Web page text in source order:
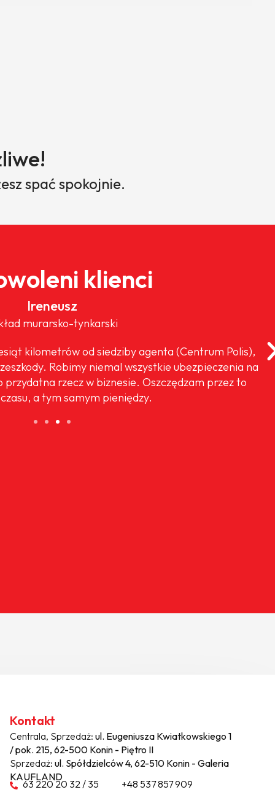
spać spokojnie.
klienci
Ireneusz
murarsko-tynkarski
kilometrów od siedziby agenta (Centrum Polis),
Robimy niemal wszystkie ubezpieczenia na
rzecz w biznesie. Oszczędzam przez to
a tym samym pieniędzy.
Kontakt
Centrala, Sprzedaż:ul. Eugeniusza Kwiatkowskiego 1
/ pok. 215, 62-500 Konin - Piętro II
Sprzedaż:ul. Spółdzielców 4, 62-510 Konin - Galeria
KAUFLAND
63 220 20 32 / 35
+48 537 857 909